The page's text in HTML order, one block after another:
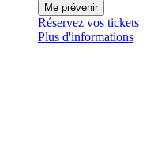
Me prévenir
Réservez vos tickets
Plus d'informations